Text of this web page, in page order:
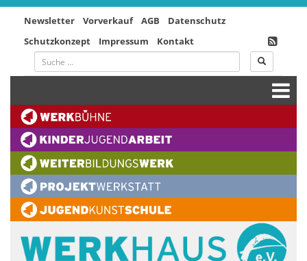
Newsletter Vorverkauf AGB
Datenschutz
Schutzkonzept
Impressum Kontakt